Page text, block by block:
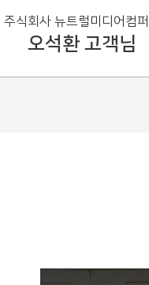
주식회사 뉴트럴미디어컴퍼
오석환 고객님